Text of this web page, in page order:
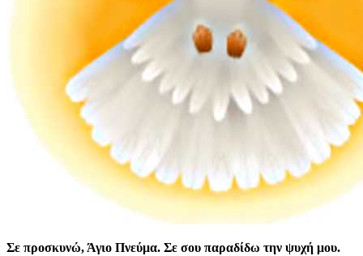
Σε προσκυνώ, Άγιο Πνεύμα. Σε σου παραδίδω την ψυχή μου.